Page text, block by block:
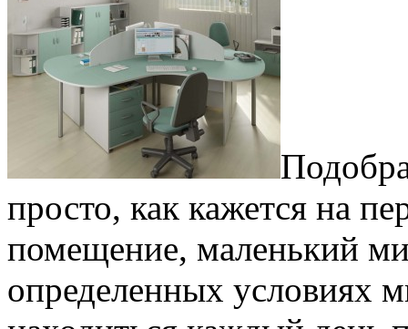
просто, как кажется на
помещение, маленький
определенных условиях